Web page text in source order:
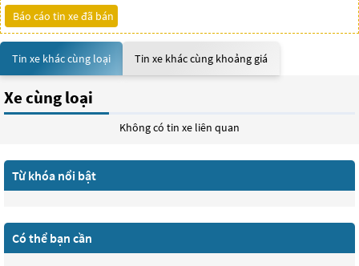
Báo cáo tin xe đã bán
Tin xe khác cùng loại Tin xe khác cùng khoảng giá
Xe cùng loại
Không có tin xe liên quan
Từ khóa nổi bật
Có thể bạn cần